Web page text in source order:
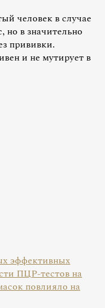
человек в случае
но в значительно
прививки.
и не мутирует в
эффективных
ПЦР-тестов на
повлияло на